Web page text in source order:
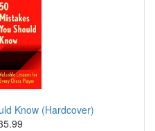
Know (Hardcover)